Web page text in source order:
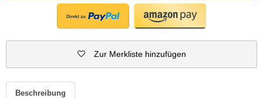
Zur Merkliste hinzufügen
Beschreibung